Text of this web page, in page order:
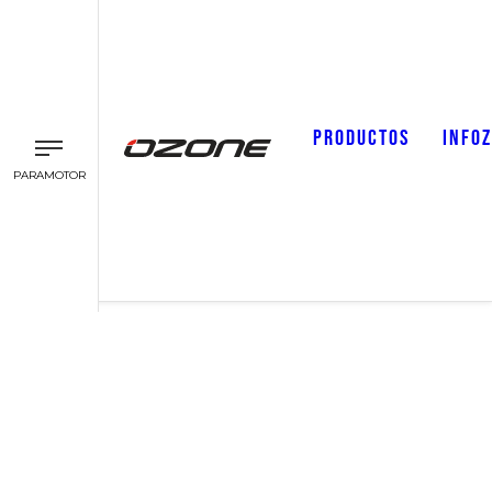
PARAMOTOR
PRODUCTOS